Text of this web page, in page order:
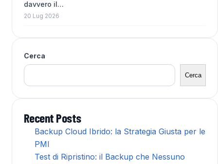
davvero il…
20 Lug 2026
Cerca
Cerca
Recent Posts
Backup Cloud Ibrido: la Strategia Giusta per le
PMI
Test di Ripristino: il Backup che Nessuno